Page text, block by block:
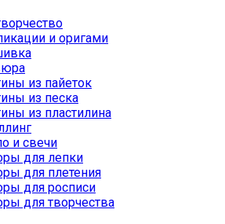
и оригами
из пайеток
из песка
из пластилина
и свечи
для лепки
для плетения
для росписи
для творчества